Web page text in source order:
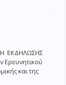
ΕΚΔΗΛΩΣΗΣ
Ερευνητικού
και της